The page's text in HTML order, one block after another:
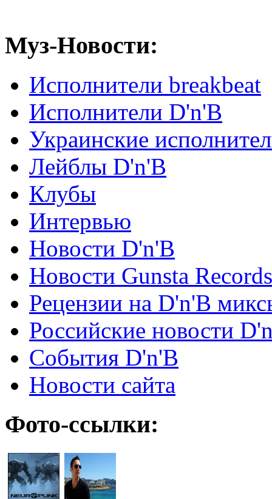
Муз-Новости:
Исполнители breakbeat
Исполнители D'n'B
Украинские
Лейблы D'n'B
Клубы
Интервью
Новости D'n'B
Новости Gunsta Records
Рецензии на D'n'B
Российские новости
События D'n'B
Новости сайта
Фото-ссылки: